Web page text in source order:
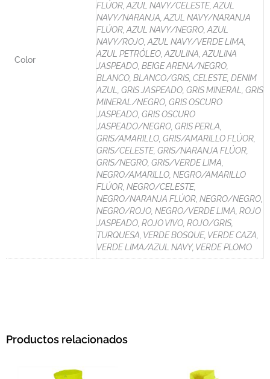
Color
FLÚOR, AZUL NAVY/CELESTE, AZUL
NAVY/NARANJA, AZUL NAVY/NARANJA
FLÚOR, AZUL NAVY/NEGRO, AZUL
NAVY/ROJO, AZUL NAVY/VERDE LIMA,
AZUL PETRÓLEO, AZULINA, AZULINA
JASPEADO, BEIGE ARENA/NEGRO,
BLANCO, BLANCO/GRIS, CELESTE, DENIM
AZUL, GRIS JASPEADO, GRIS MINERAL, GRIS
MINERAL/NEGRO, GRIS OSCURO
JASPEADO, GRIS OSCURO
JASPEADO/NEGRO, GRIS PERLA,
GRIS/AMARILLO, GRIS/AMARILLO FLÚOR,
GRIS/CELESTE, GRIS/NARANJA FLÚOR,
GRIS/NEGRO, GRIS/VERDE LIMA,
NEGRO/AMARILLO, NEGRO/AMARILLO
FLÚOR, NEGRO/CELESTE,
NEGRO/NARANJA FLÚOR, NEGRO/NEGRO,
NEGRO/ROJO, NEGRO/VERDE LIMA, ROJO
JASPEADO, ROJO VIVO, ROJO/GRIS,
TURQUESA, VERDE BOSQUE, VERDE CAZA,
VERDE LIMA/AZUL NAVY, VERDE PLOMO
Productos relacionados
Este producto tiene múltiples variantes.